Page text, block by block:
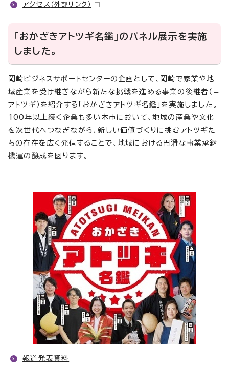
アクセス （外部リンク）
「おかざきアトツギ名鑑」のパネル展示を実施
しました。
岡崎ビジネスサポートセンターの企画として、岡崎で家業や地
域産業を受け継ぎながら新たな挑戦を進める事業の後継者（＝
アトツギ）を紹介する「おかざきアトツギ名鑑」を実施しました。
100年以上続く企業も多い本市において、地域の産業や文化
を次世代へつなぎながら、新しい価値づくりに挑むアトツギた
ちの存在を広く発信することで、地域における円滑な事業承継
機運の醸成を図ります。
報道発表資料